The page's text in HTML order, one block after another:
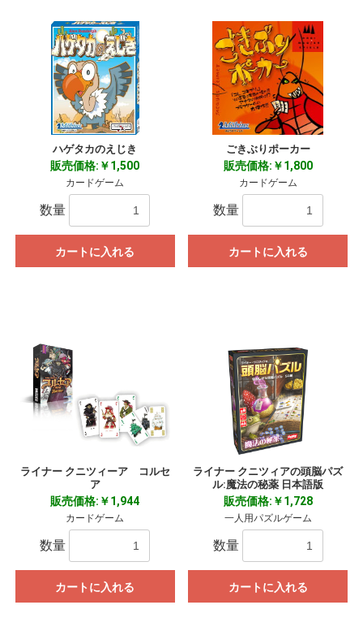
ハゲタカのえじき
販売価格:￥1,500
カードゲーム
数量
カートに入れる
ごきぶりポーカー
販売価格:￥1,800
カードゲーム
数量
カートに入れる
ライナー クニツィーア コルセ
ア
販売価格:￥1,944
カードゲーム
数量
カートに入れる
ライナー クニツィアの頭脳パズ
ル:魔法の秘薬 日本語版
販売価格:￥1,728
一人用パズルゲーム
数量
カートに入れる